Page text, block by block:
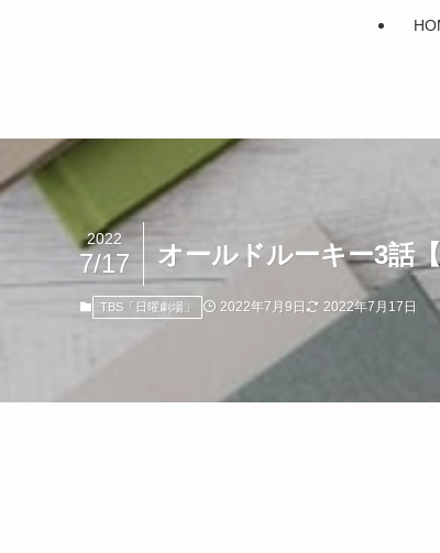
オールドルーキー3話
2022
7/17
TBS「日曜劇場」 2022年7月9日 2022年7月17日